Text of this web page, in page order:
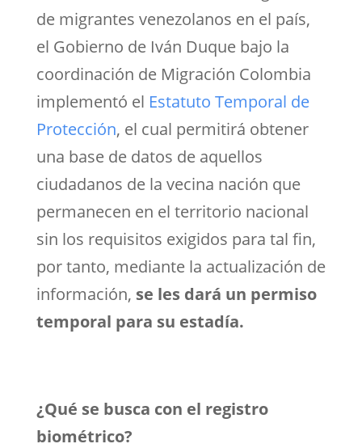
de migrantes venezolanos en el país,
el Gobierno de Iván Duque bajo la
coordinación de Migración Colombia
implementó el Estatuto Temporal de
Protección, el cual permitirá obtener
una base de datos de aquellos
ciudadanos de la vecina nación que
permanecen en el territorio nacional
sin los requisitos exigidos para tal fin,
por tanto, mediante la actualización de
información, se les dará un permiso
temporal para su estadía.
¿Qué se busca con el registro
biométrico?